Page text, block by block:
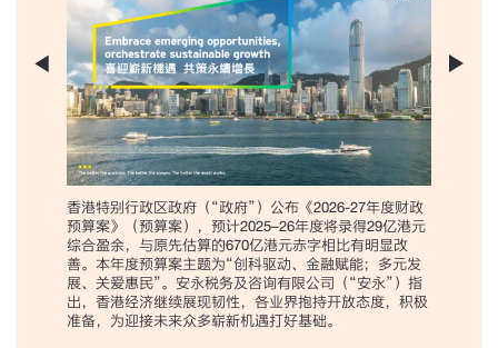
香港特别行政区政府（“政府”）公布《2026-27年度财政
预算案》（预算案），预计2025–26年度将录得29亿港元
综合盈余，与原先估算的670亿港元赤字相比有明显改
善。本年度预算案主题为“创科驱动、金融赋能；多元发
展、关爱惠民”。安永税务及咨询有限公司（“安永”）指
出，香港经济继续展现韧性，各业界抱持开放态度，积极
准备，为迎接未来众多崭新机遇打好基础。